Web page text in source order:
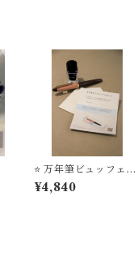
⭐️ 万年筆ビュッフェ
ギフトカード【送料無
料】
¥4,840